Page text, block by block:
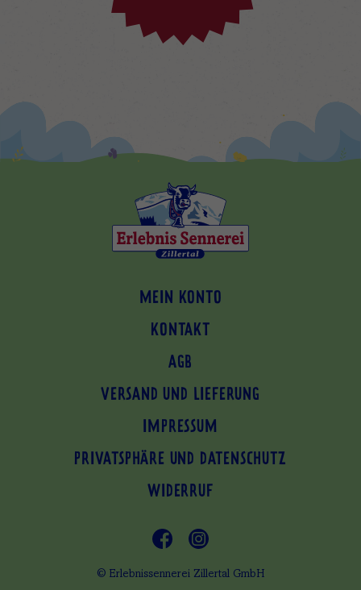
MEIN KONTO
KONTAKT
AGB
VERSAND UND LIEFERUNG
IMPRESSUM
PRIVATSPHÄRE UND DATENSCHUTZ
WIDERRUF
© Erlebnissennerei Zillertal GmbH